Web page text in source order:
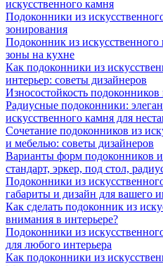
искусственного камня
Подоконники из
зонирования
Подоконник из искусственного
зоны на кухне
Как подоконники из
интерьер: советы дизайнеров
Износостойкость
Радиусные подоконники:
искусственного камня для
Сочетание подоконников из
и мебелью: советы дизайнеров
Варианты форм подоконников
стандарт, эркер, под стол,
Подоконники из
габариты и дизайн для вашего
Как сделать подоконник из
внимания в интерьере?
Подоконники из
для любого интерьера
Как подоконники из